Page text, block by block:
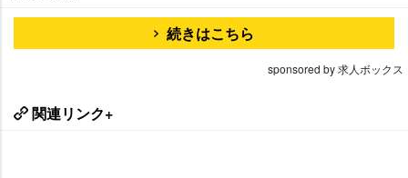
続きはこちら
sponsored by 求人ボックス
関連リンク+